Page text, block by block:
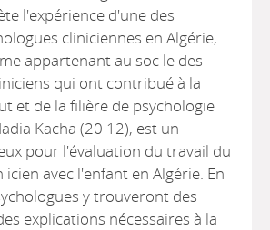
l'expérience d'une des
cliniciennes en Algérie,
appartenant au soc le des
qui ont contribué à la
et de la filière de psychologie
Kacha (20 12), est un
pour l'évaluation du travail du
avec l'enfant en Algérie. En
y trouveront des
explications nécessaires à la